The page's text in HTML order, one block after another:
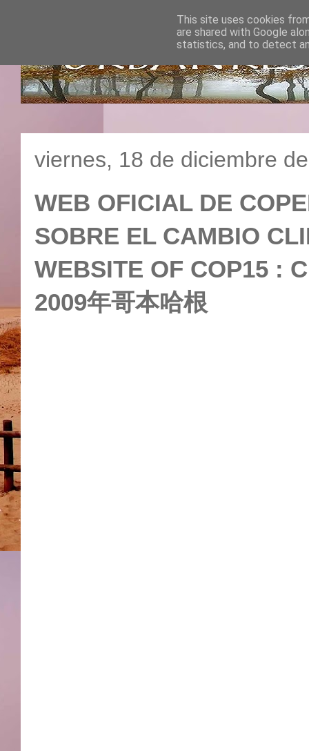
viernes, 18 de diciembre
WEB OFICIAL DE
SOBRE EL CAMBIO
WEBSITE OF COP15 :
2009年哥本哈根
This site uses cookies
are shared with Google
statistics, and to detect